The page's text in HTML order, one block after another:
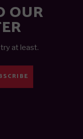
OUR
try at least.